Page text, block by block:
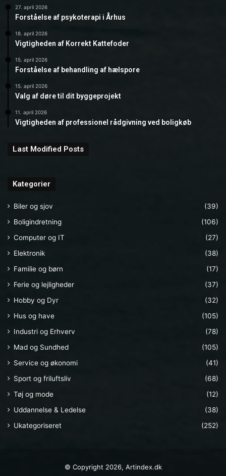
27. april 2026
Forståelse af psykoterapi i Århus
18. april 2026
Vigtigheden af Korrekt Kattefoder
15. april 2026
Forståelse af behandling af hælspore
15. april 2026
Valg af døre til dit byggeprojekt
11. april 2026
Vigtigheden af professionel rådgivning ved boligkøb
Last Modified Posts
Kategorier
Biler og sjov
(39)
Boligindretning
(106)
Computer og IT
(27)
Elektronik
(38)
Familie og børn
(17)
Ferie og lejligheder
(37)
Hobby og Dyr
(32)
Hus og have
(105)
Industri og Erhverv
(78)
Mad og Sundhed
(105)
Service og økonomi
(41)
Sport og friluftsliv
(68)
Tøj og mode
(12)
Uddannelse & Ledelse
(38)
Ukategoriseret
(252)
© Copyright 2026, Artindex.dk